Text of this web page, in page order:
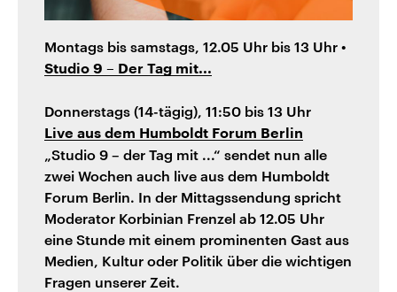
Montags bis samstags, 12.05 Uhr bis 13 Uhr •
Studio 9 – Der Tag mit...
Donnerstags (14-tägig), 11:50 bis 13 Uhr
Live aus dem Humboldt Forum Berlin
„Studio 9 – der Tag mit ...“ sendet nun alle
zwei Wochen auch live aus dem Humboldt
Forum Berlin. In der Mittagssendung spricht
Moderator Korbinian Frenzel ab 12.05 Uhr
eine Stunde mit einem prominenten Gast aus
Medien, Kultur oder Politik über die wichtigen
Fragen unserer Zeit.